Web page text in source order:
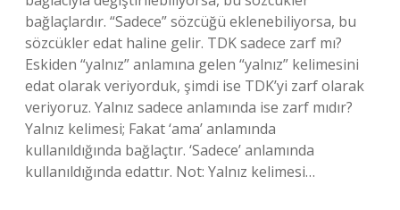
bağlaçlardır. “Sadece” sözcüğü eklenebiliyorsa, bu
sözcükler edat haline gelir. TDK sadece zarf mı?
Eskiden “yalnız” anlamına gelen “yalnız” kelimesini
edat olarak veriyorduk, şimdi ise TDK’yi zarf olarak
veriyoruz. Yalnız sadece anlamında ise zarf mıdır?
Yalnız kelimesi; Fakat ‘ama’ anlamında
kullanıldığında bağlaçtır. ‘Sadece’ anlamında
kullanıldığında edattır. Not: Yalnız kelimesi…